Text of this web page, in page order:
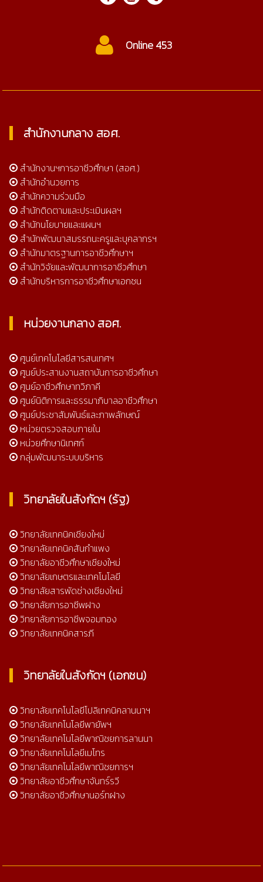
Online 453
สำนักงานกลาง สอศ.
สำนักงานฯการอาชีวศึกษา (สอศ.)
สำนักอำนวยการ
สำนักความร่วมมือ
สำนักติดตามและประเมินผลฯ
สำนักนโยบายและแผนฯ
สำนักพัฒนาสมรรถนะครูและบุคลากรฯ
สำนักมาตรฐานการอาชีวศึกษาฯ
สำนักวิจัยและพัฒนาการอาชีวศึกษา
สำนักบริหารการอาชีวศึกษาเอกชน
หน่วยงานกลาง สอศ.
ศูนย์เทคโนโลยีสารสนเทศฯ
ศูนย์ประสานงานสถาบันการอาชีวศึกษา
ศูนย์อาชีวศึกษาทวิภาคี
ศูนย์นิติการและธรรมาภิบาลอาชีวศึกษา
ศูนย์ประชาสัมพันธ์และภาพลักษณ์
หน่วยตรวจสอบภายใน
หน่วยศึกษานิเทศก์
กลุ่มพัฒนาระบบบริหาร
วิทยาลัยในสังกัดฯ (รัฐ)
วิทยาลัยเทคนิคเชียงใหม่
วิทยาลัยเทคนิคสันกำแพง
วิทยาลัยอาชีวศึกษาเชียงใหม่
วิทยาลัยเกษตรและเทคโนโลยี
วิทยาลัยสารพัดช่างเชียงใหม่
วิทยาลัยการอาชีพฝาง
วิทยาลัยการอาชีพจอมทอง
วิทยาลัยเทคนิคสารภี
วิทยาลัยในสังกัดฯ (เอกชน)
วิทยาลัยเทคโนโลยีโปลิเทคนิคลานนาฯ
วิทยาลัยเทคโนโลยีพายัพฯ
วิทยาลัยเทคโนโลยีพาณิชยการลานนา
วิทยาลัยเทคโนโลยีเมโทร
วิทยาลัยเทคโนโลยีพาณิชยการฯ
วิทยาลัยอาชีวศึกษาจันทร์รวี
วิทยาลัยอาชีวศึกษานอร์ทฝาง